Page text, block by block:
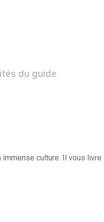
du guide
culture. Il vous